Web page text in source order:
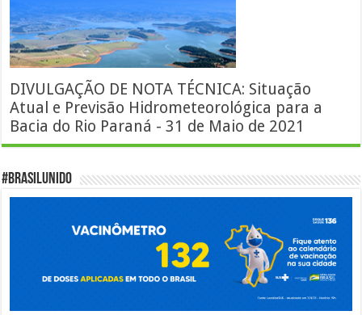
DIVULGAÇÃO DE NOTA TÉCNICA: Situação
Atual e Previsão Hidrometeorológica para a
Bacia do Rio Paraná - 31 de Maio de 2021
#BrasilUnido